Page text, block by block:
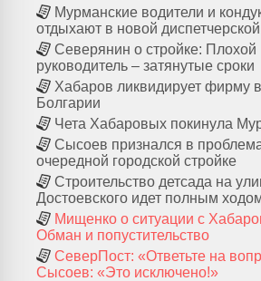
Мурманские водители и
отдыхают в новой диспетчерской
Северянин о стройке: Плохой
руководитель – затянутые сроки
Хабаров ликвидирует фирму в
Болгарии
Чета Хабаровых покинула
Сысоев признался в
очередной городской стройке
Строительство детсада на
Достоевского идет полным
Мищенко о ситуации с
Обман и попустительство
СеверПост: «Ответьте на
Сысоев: «Это исключено!»